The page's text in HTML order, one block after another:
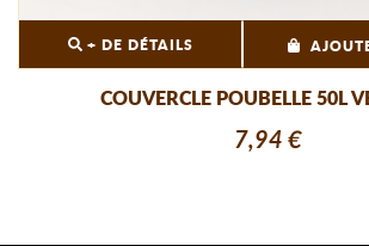
+ DE DÉTAILS
COUVERCLE POUBELLE 50L
7,94 €